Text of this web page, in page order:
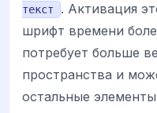
текст
. Активация
шрифт времени
потребует больше
пространства и
остальные